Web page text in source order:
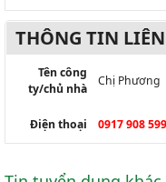
THÔNG TIN
Tên công
ty/chủ nhà
Chị Phương
Điện thoại 0917 908 599